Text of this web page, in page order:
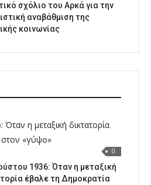
σχόλιο του Αρκά για την
αναβάθμιση της
κοινωνίας
0
1936: Όταν η μεταξική
έβαλε τη Δημοκρατία